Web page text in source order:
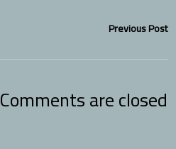
Previous Post
Comments are closed